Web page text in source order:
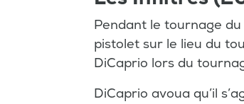
Pendant le tournage
pistolet sur le lieu du
DiCaprio lors du
DiCaprio avoua qu’il